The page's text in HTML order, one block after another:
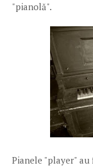
"pianolă".
Pianele "player"